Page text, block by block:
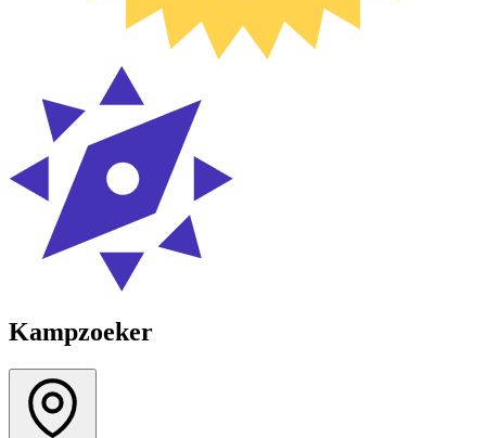
Kampzoeker